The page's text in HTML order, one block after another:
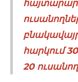
հարկում
20